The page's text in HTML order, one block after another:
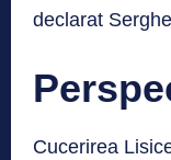
declarat
Cucerirea